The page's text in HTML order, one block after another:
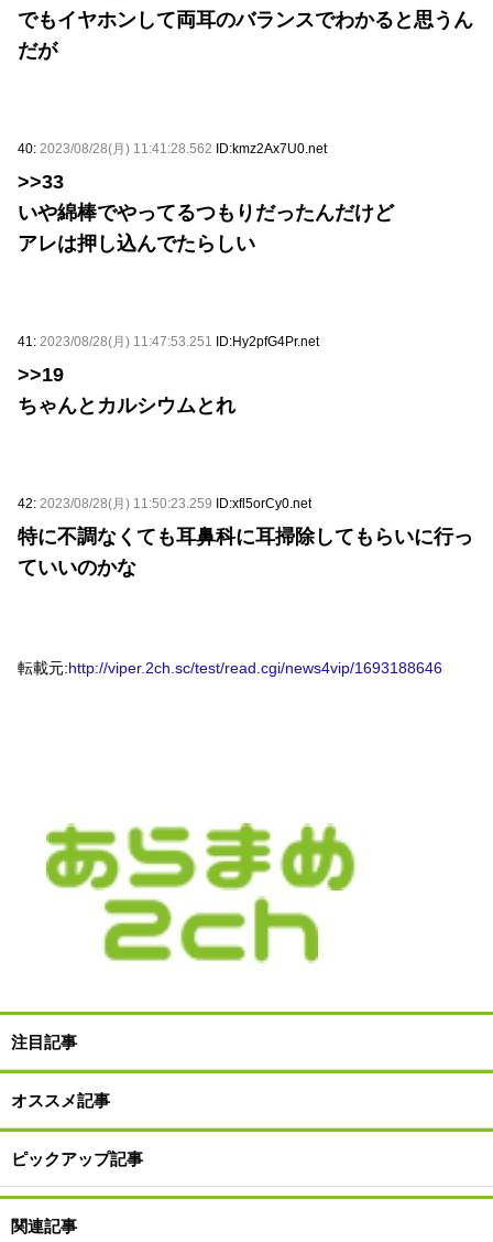
でもイヤホンして両耳のバランスでわかると思うん
だが
40: 2023/08/28(月) 11:41:28.562 ID:kmz2Ax7U0.net
>>33
いや綿棒でやってるつもりだったんだけど
アレは押し込んでたらしい
41: 2023/08/28(月) 11:47:53.251 ID:Hy2pfG4Pr.net
>>19
ちゃんとカルシウムとれ
42: 2023/08/28(月) 11:50:23.259 ID:xfl5orCy0.net
特に不調なくても耳鼻科に耳掃除してもらいに行っ
ていいのかな
転載元:http://viper.2ch.sc/test/read.cgi/news4vip/1693188646
注目記事
オススメ記事
ピックアップ記事
関連記事